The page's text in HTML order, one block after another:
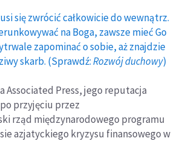
się zwrócić całkowicie do wewnątrz.
na Boga, zawsze mieć Go
zapominać o sobie, aż znajdzie
skarb. (Sprawdź:Rozwój duchowy)
Associated Press, jego reputacja
przyjęciu przez
rząd międzynarodowego programu
azjatyckiego kryzysu finansowego w